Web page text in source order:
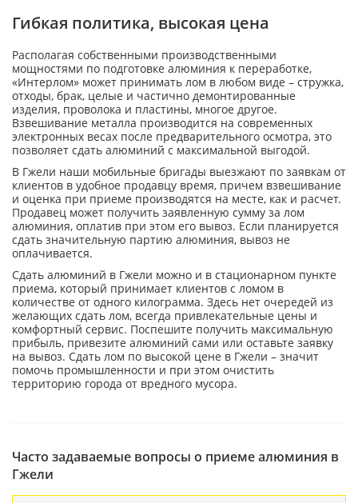
Гибкая политика, высокая цена
Располагая собственными производственными
мощностями по подготовке алюминия к переработке,
«Интерлом» может принимать лом в любом виде – стружка,
отходы, брак, целые и частично демонтированные
изделия, проволока и пластины, многое другое.
Взвешивание металла производится на современных
электронных весах после предварительного осмотра, это
позволяет сдать алюминий с максимальной выгодой.
В Гжели наши мобильные бригады выезжают по заявкам от
клиентов в удобное продавцу время, причем взвешивание
и оценка при приеме производятся на месте, как и расчет.
Продавец может получить заявленную сумму за лом
алюминия, оплатив при этом его вывоз. Если планируется
сдать значительную партию алюминия, вывоз не
оплачивается.
Сдать алюминий в Гжели можно и в стационарном пункте
приема, который принимает клиентов с ломом в
количестве от одного килограмма. Здесь нет очередей из
желающих сдать лом, всегда привлекательные цены и
комфортный сервис. Поспешите получить максимальную
прибыль, привезите алюминий сами или оставьте заявку
на вывоз. Сдать лом по высокой цене в Гжели – значит
помочь промышленности и при этом очистить
территорию города от вредного мусора.
Часто задаваемые вопросы о приеме алюминия в
Гжели